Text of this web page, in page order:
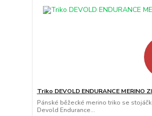
Triko DEVOLD ENDURANCE MERINO
Pánské běžecké merino triko se
Devold Endurance...